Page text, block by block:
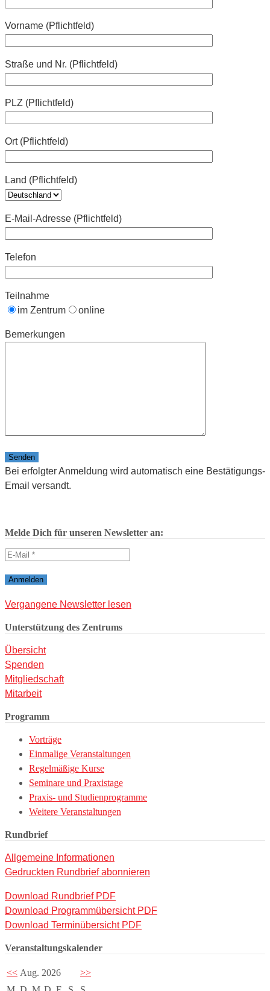
Vorname (Pflichtfeld)
Straße und Nr. (Pflichtfeld)
PLZ (Pflichtfeld)
Ort (Pflichtfeld)
Land (Pflichtfeld)
E-Mail-Adresse (Pflichtfeld)
Telefon
Teilnahme
im Zentrum
online
Bemerkungen
Bitte lasse dieses Feld leer.
Bei erfolgter Anmeldung wird automatisch eine Bestätigungs-
Email versandt.
Melde Dich für unseren Newsletter an:
Vergangene Newsletter lesen
Unterstützung des Zentrums
Übersicht
Spenden
Mitgliedschaft
Mitarbeit
Programm
Vorträge
Einmalige Veranstaltungen
Regelmäßige Kurse
Seminare und Praxistage
Praxis- und Studienprogramme
Weitere Veranstaltungen
Rundbrief
Allgemeine Informationen
Gedruckten Rundbrief abonnieren
Download Rundbrief PDF
Download Programmübersicht PDF
Download Terminübersicht PDF
Veranstaltungskalender
<< Aug. 2026
>>